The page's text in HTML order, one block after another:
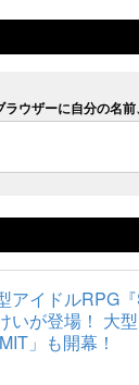
ウザーに自分の名
アイドルRPG
いが登場！ 大
」も開幕！